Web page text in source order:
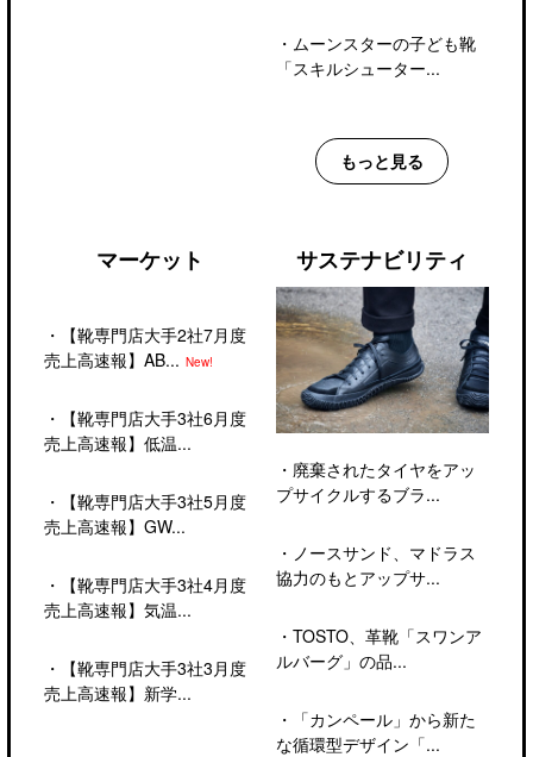
・ ムーンスターの子ども靴
「スキルシューター...
もっと見る
マーケット
・
【靴専門店大手2社7月度
売上高速報】AB... New!
・
【靴専門店大手3社6月度
売上高速報】低温...
・
【靴専門店大手3社5月度
売上高速報】GW...
・
【靴専門店大手3社4月度
売上高速報】気温...
・
【靴専門店大手3社3月度
売上高速報】新学...
サステナビリティ
・ 廃棄されたタイヤをアッ
プサイクルするブラ...
・ ノースサンド、マドラス
協力のもとアップサ...
・ TOSTO、革靴「スワンア
ルバーグ」の品...
・
「カンペール」から新た
な循環型デザイン「...